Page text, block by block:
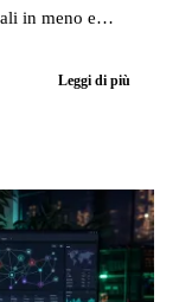
in meno e
Copilot, e
giorni di
di livello
sugli strumenti
modelli aperti.
Leggi di più